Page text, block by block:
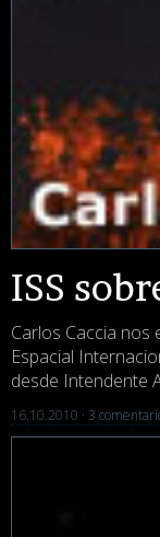
ISS
Carlos Caccia nos
Espacial
desde Intendente
16.10.2010 · 3